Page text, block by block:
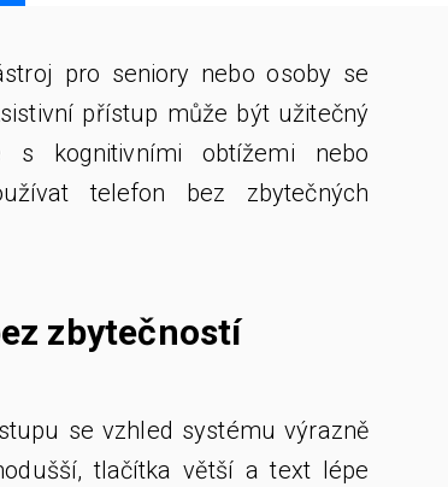
pro seniory nebo osoby se
přístup může být užitečný
kognitivními obtížemi nebo
telefon bez zbytečných
zbytečností
se vzhled systému výrazně
tlačítka větší a text lépe